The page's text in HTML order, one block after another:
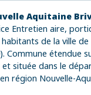
Aquitaine
Entretien aire,
habitants de la ville
Commune étendue
et située dans le
en région Nouvelle-